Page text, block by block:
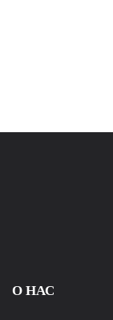
О НАС